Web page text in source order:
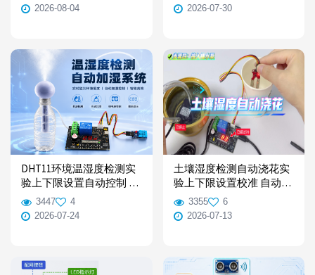
2026-08-04
2026-07-30
DHT11环境温湿度检测实
验上下限设置自动控制 加
湿喷雾使用资料
3447
4
2026-07-24
土壤湿度检测自动浇花实
验上下限设置校准 自动抽
水灌溉学习教程
3355
6
2026-07-13